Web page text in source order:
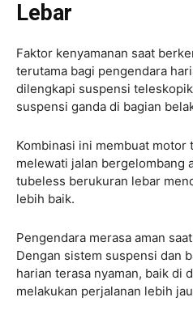
Lebar
Faktor kenyamanan saat
terutama bagi pengendara
dilengkapi suspensi
suspensi ganda di bagian
Kombinasi ini membuat motor
melewati jalan bergelombang
tubeless berukuran lebar
lebih baik.
Pengendara merasa aman
Dengan sistem suspensi dan
harian terasa nyaman, baik di
melakukan perjalanan lebih